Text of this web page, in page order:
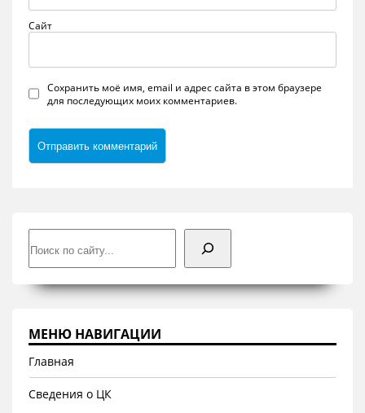
Сайт
Сохранить моё имя, email и адрес сайта в этом браузере
для последующих моих комментариев.
МЕНЮ НАВИГАЦИИ
Главная
Сведения о ЦК